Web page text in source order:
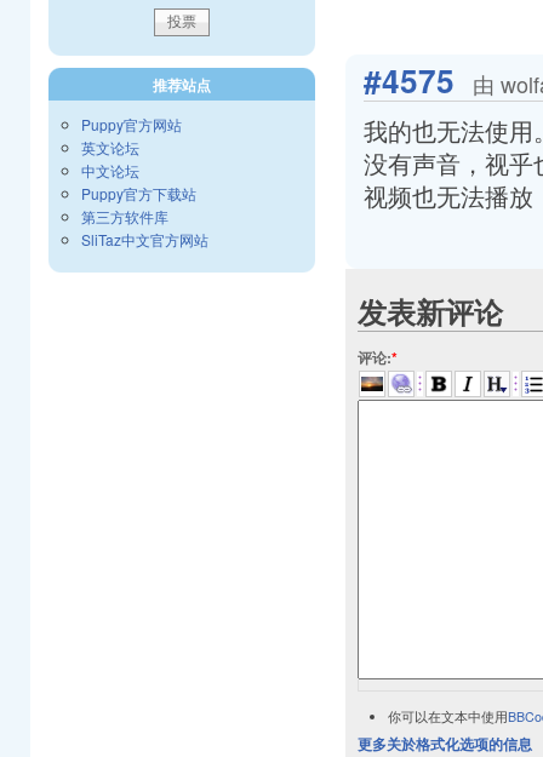
#4575 由
我的也无法使用
没有声音，视
视频也无法播
发表新评论
评论:*
你可以在文本中使用
更多关於格式化选项的信息
推荐站点
Puppy官方网站
英文论坛
中文论坛
Puppy官方下载站
第三方软件库
SliTaz中文官方网站